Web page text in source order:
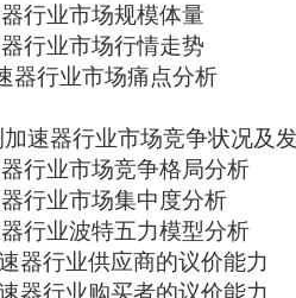
行业市场规模体量
行业市场行情走势
器行业市场痛点分析
速器行业市场竞争状况及
行业市场竞争格局分析
行业市场集中度分析
行业波特五力模型分析
器行业供应商的议价能力
器行业购买者的议价能力